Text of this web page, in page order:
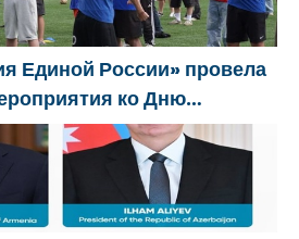
Единой России» провела
ко Дню